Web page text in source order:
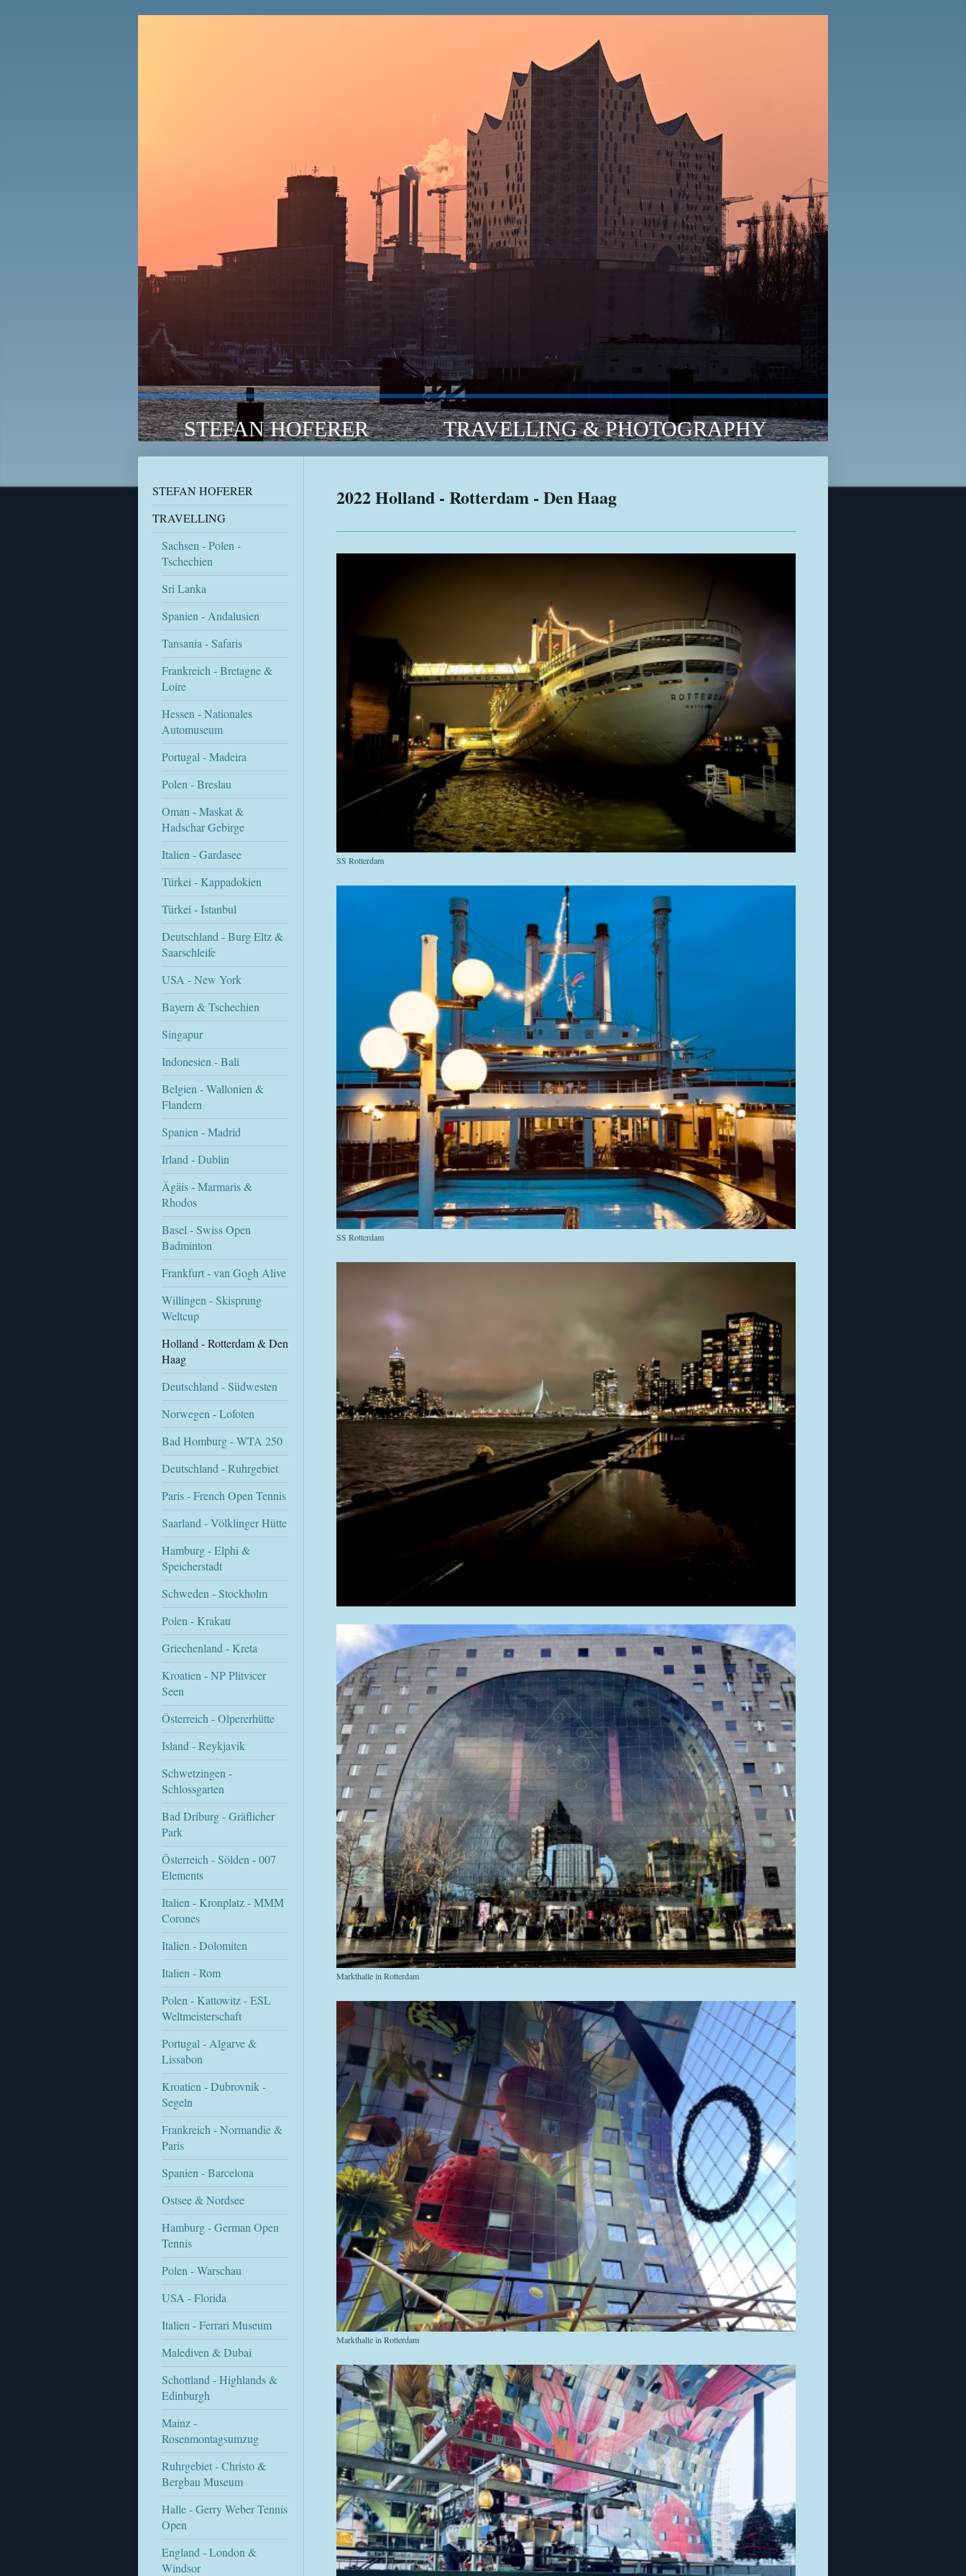
STEFAN HOFERER TRAVELLING & PHOTOGRAPHY
STEFAN HOFERER
TRAVELLING
Sachsen - Polen -
Tschechien
Sri Lanka
Spanien - Andalusien
Tansania - Safaris
Frankreich - Bretagne &
Loire
Hessen - Nationales
Automuseum
Portugal - Madeira
Polen - Breslau
Oman - Maskat &
Hadschar Gebirge
Italien - Gardasee
Türkei - Kappadokien
Türkei - Istanbul
Deutschland - Burg Eltz &
Saarschleife
USA - New York
Bayern & Tschechien
Singapur
Indonesien - Bali
Belgien - Wallonien &
Flandern
Spanien - Madrid
Irland - Dublin
Ägäis - Marmaris &
Rhodos
Basel - Swiss Open
Badminton
Frankfurt - van Gogh Alive
Willingen - Skisprung
Weltcup
Holland - Rotterdam & Den
Haag
Deutschland - Südwesten
Norwegen - Lofoten
Bad Homburg - WTA 250
Deutschland - Ruhrgebiet
Paris - French Open Tennis
Saarland - Völklinger Hütte
Hamburg - Elphi &
Speicherstadt
Schweden - Stockholm
Polen - Krakau
Griechenland - Kreta
Kroatien - NP Plitvicer
Seen
Österreich - Olpererhütte
Island - Reykjavik
Schwetzingen -
Schlossgarten
Bad Driburg - Gräflicher
Park
Österreich - Sölden - 007
Elements
Italien - Kronplatz - MMM
Corones
Italien - Dolomiten
Italien - Rom
Polen - Kattowitz - ESL
Weltmeisterschaft
Portugal - Algarve &
Lissabon
Kroatien - Dubrovnik -
Segeln
Frankreich - Normandie &
Paris
Spanien - Barcelona
Ostsee & Nordsee
Hamburg - German Open
Tennis
Polen - Warschau
USA - Florida
Italien - Ferrari Museum
Malediven & Dubai
Schottland - Highlands &
Edinburgh
Mainz -
Rosenmontagsumzug
Ruhrgebiet - Christo &
Bergbau Museum
Halle - Gerry Weber Tennis
Open
England - London &
Windsor
2022 Holland - Rotterdam - Den Haag
SS Rotterdam
SS Rotterdam
Markthalle in Rotterdam
Markthalle in Rotterdam